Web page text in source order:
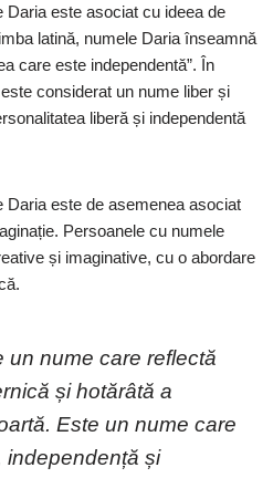
Daria este asociat cu ideea de
latină, numele Daria înseamnă
care este independentă”. În
considerat un nume liber și
liberă și independentă
Daria este de asemenea asociat
Persoanele cu numele
și imaginative, cu o abordare
un nume care reflectă
și hotărâtă a
Este un nume care
independență și